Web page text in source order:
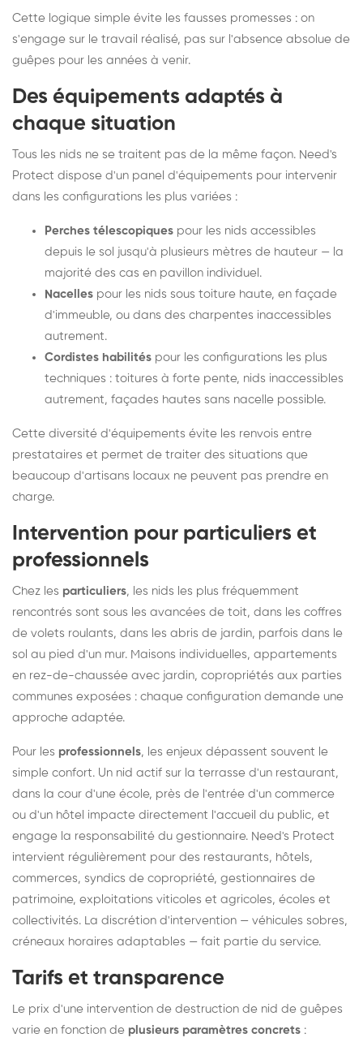
Cette logique simple évite les fausses promesses : on
s'engage sur le travail réalisé, pas sur l'absence absolue de
guêpes pour les années à venir.
Des équipements adaptés à
chaque situation
Tous les nids ne se traitent pas de la même façon. Need's
Protect dispose d'un panel d'équipements pour intervenir
dans les configurations les plus variées :
Perches télescopiques pour les nids accessibles
depuis le sol jusqu'à plusieurs mètres de hauteur — la
majorité des cas en pavillon individuel.
Nacelles pour les nids sous toiture haute, en façade
d'immeuble, ou dans des charpentes inaccessibles
autrement.
Cordistes habilités pour les configurations les plus
techniques : toitures à forte pente, nids inaccessibles
autrement, façades hautes sans nacelle possible.
Cette diversité d'équipements évite les renvois entre
prestataires et permet de traiter des situations que
beaucoup d'artisans locaux ne peuvent pas prendre en
charge.
Intervention pour particuliers et
professionnels
Chez les particuliers, les nids les plus fréquemment
rencontrés sont sous les avancées de toit, dans les coffres
de volets roulants, dans les abris de jardin, parfois dans le
sol au pied d'un mur. Maisons individuelles, appartements
en rez-de-chaussée avec jardin, copropriétés aux parties
communes exposées : chaque configuration demande une
approche adaptée.
Pour les professionnels, les enjeux dépassent souvent le
simple confort. Un nid actif sur la terrasse d'un restaurant,
dans la cour d'une école, près de l'entrée d'un commerce
ou d'un hôtel impacte directement l'accueil du public, et
engage la responsabilité du gestionnaire. Need's Protect
intervient régulièrement pour des restaurants, hôtels,
commerces, syndics de copropriété, gestionnaires de
patrimoine, exploitations viticoles et agricoles, écoles et
collectivités. La discrétion d'intervention — véhicules sobres,
créneaux horaires adaptables — fait partie du service.
Tarifs et transparence
Le prix d'une intervention de destruction de nid de guêpes
varie en fonction de plusieurs paramètres concrets :